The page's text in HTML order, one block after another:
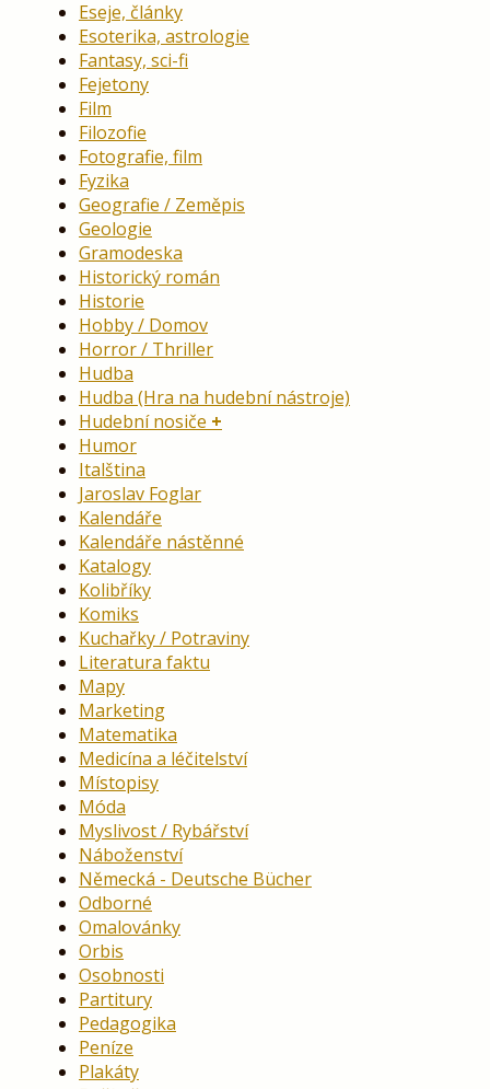
Eseje, články
Esoterika, astrologie
Fantasy, sci-fi
Fejetony
Film
Filozofie
Fotografie, film
Fyzika
Geografie / Zeměpis
Geologie
Gramodeska
Historický román
Historie
Hobby / Domov
Horror / Thriller
Hudba
Hudba (Hra na hudební nástroje)
Hudební nosiče
Humor
Italština
Jaroslav Foglar
Kalendáře
Kalendáře nástěnné
Katalogy
Kolibříky
Komiks
Kuchařky / Potraviny
Literatura faktu
Mapy
Marketing
Matematika
Medicína a léčitelství
Místopisy
Móda
Myslivost / Rybářství
Náboženství
Německá - Deutsche Bücher
Odborné
Omalovánky
Orbis
Osobnosti
Partitury
Pedagogika
Peníze
Plakáty